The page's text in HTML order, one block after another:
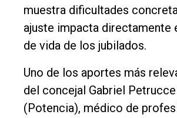
muestra dificultades
ajuste impacta directamente
de vida de los jubilados.
Uno de los aportes más
del concejal Gabriel
(Potencia), médico de